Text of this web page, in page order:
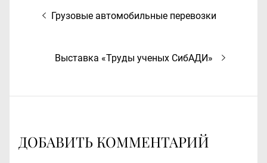
Навигация
Предыдущая
Грузовые автомобильные перевозки
Следующая
Выставка «Труды ученых СибАДИ»
ДОБАВИТЬ КОММЕНТАРИЙ